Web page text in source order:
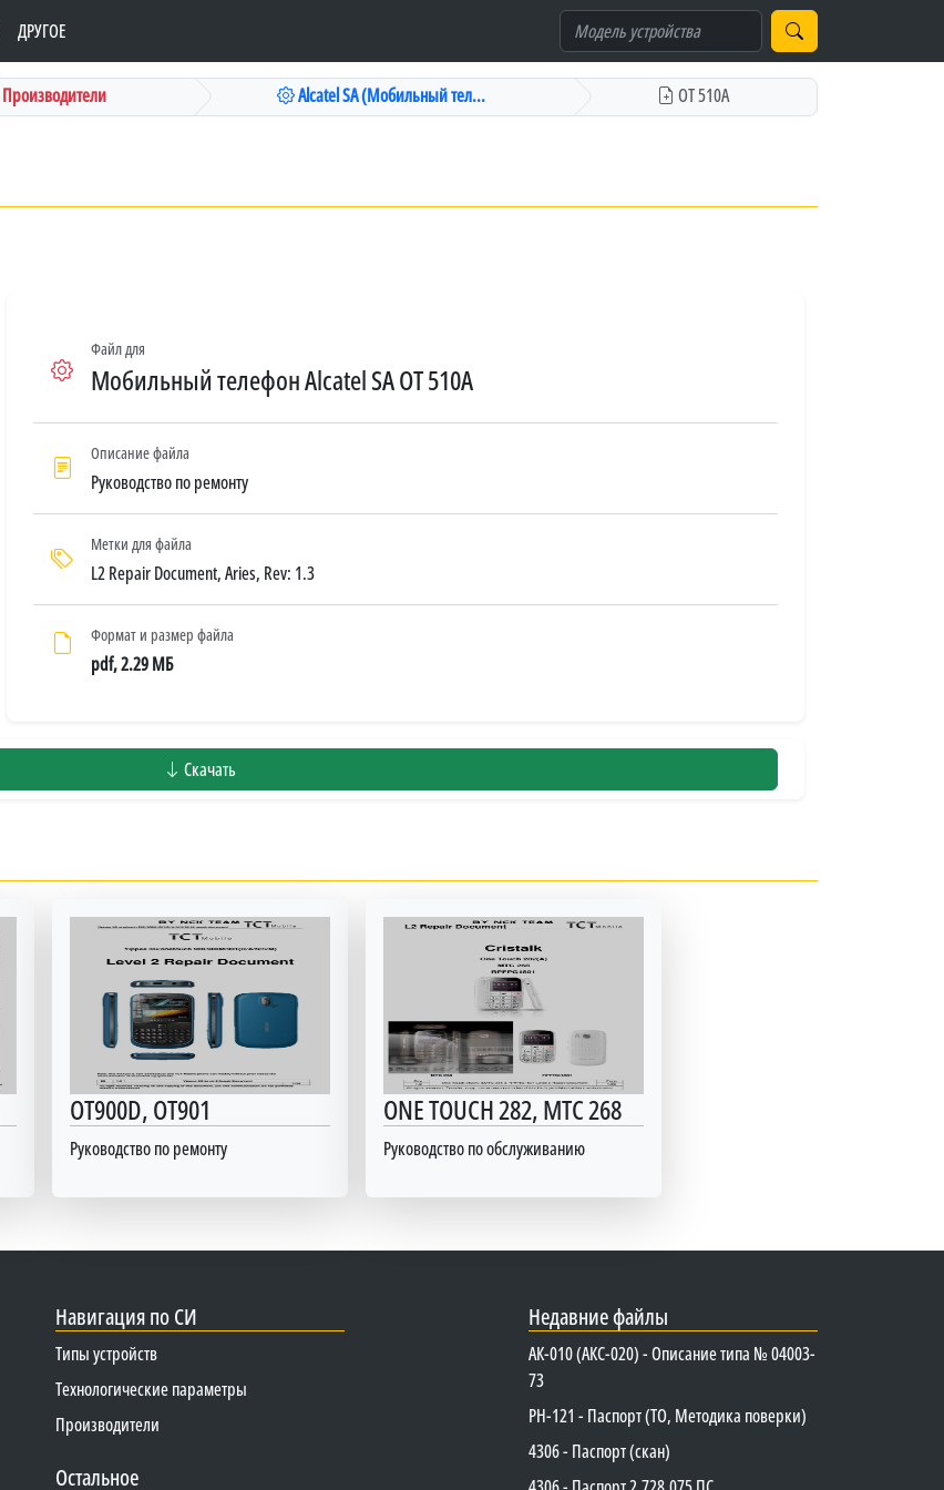
ДРУГОЕ
Производители Alcatel SA (Мобильный тел... OT 510A
Файл для
Мобильный телефон Alcatel SA OT 510A
Описание файла
Руководство по ремонту
Метки для файла
L2 Repair Document, Aries, Rev: 1.3
Формат и размер файла
pdf, 2.29 МБ
Скачать
OT900D, OT901
Руководство по ремонту
ONE TOUCH 282, МТС 268
Руководство по обслуживанию
Навигация по СИ
Типы устройств
Технологические параметры
Производители
Остальное
Недавние файлы
АК-010 (АКС-020) - Описание типа № 04003-
73
PH-121 - Паспорт (ТО, Методика поверки)
4306 - Паспорт (скан)